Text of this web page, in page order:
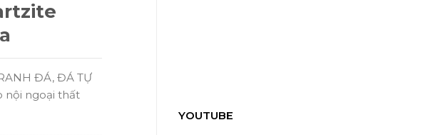
YOUTUBE
ĐÁ, ĐÁ TỰ
nội ngoại thất